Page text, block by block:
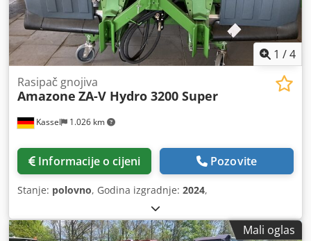
1 /4
Kassel 1.026 km
Rasipač gnojiva
Amazone ZA-V Hydro 3200 Super
Informacije o cijeni Pozovite
Stanje: polovno, Godina izgradnje: 2024,
Mali oglas